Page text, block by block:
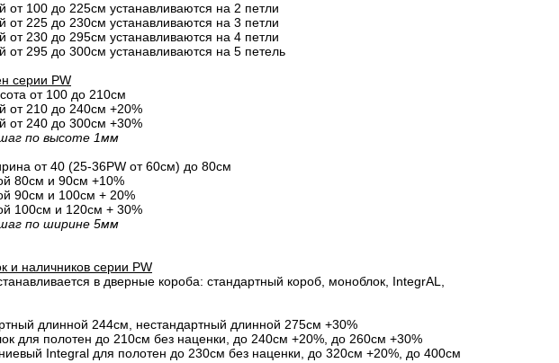
от 100 до 225см устанавливаются на 2 петли
от 225 до 230см устанавливаются на 3 петли
от 230 до 295см устанавливаются на 4 петли
от 295 до 300см устанавливаются на 5 петель
серии PW
от 100 до 210см
от 210 до 240см +20%
от 240 до 300см +30%
по высоте 1мм
от 40 (25-36PW от 60см) до 80см
80cм и 90cм +10%
90см и 100см + 20%
100см и 120см + 30%
по ширине 5мм
и наличников серии PW
в дверные короба: стандартный короб, моноблок, IntegrAL,
длинной 244см, нестандартный длинной 275см +30%
для полотен до 210см без наценки, до 240см +20%, до 260см +30%
Integral для полотен до 230см без наценки, до 320см +20%, до 400см